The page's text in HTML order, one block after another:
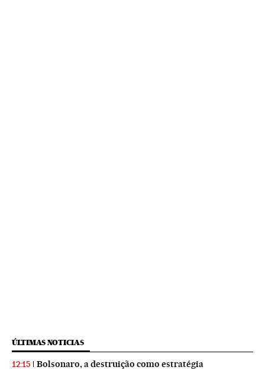
ÚLTIMAS NOTICIAS
12:15 Bolsonaro, a destruição como estratégia